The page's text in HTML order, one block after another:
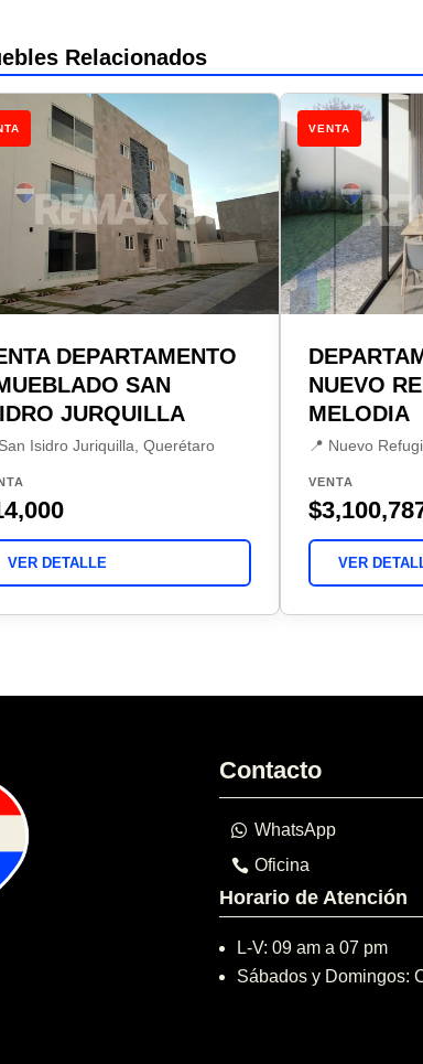
Relacionados
DEPARTAMENTO
SAN
JURQUILLA
Isidro Juriquilla, Querétaro
VER DETALLE
VENTA
NUEVO
MELODIA
📍 Nuevo
VENTA
VER
Contacto
WhatsApp
Oficina
Horario de Atención
L-V: 09 am a 07 pm
Sábados y Domingos: